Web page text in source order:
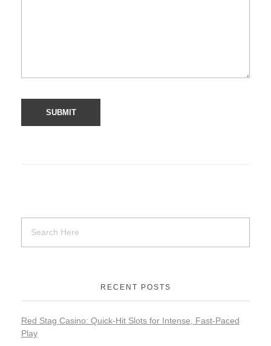
RECENT POSTS
Red Stag Casino: Quick‑Hit Slots for Intense, Fast‑Paced
Play